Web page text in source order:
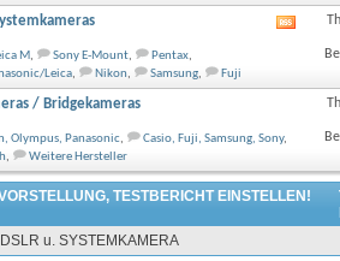
M, Sony E-Mount, Pentax,
Leica, Nikon, Samsung, Fuji
dieses
/ Bridgekameras
Olympus, Panasonic, Casio, Fuji, Samsung, Sony,
, Weitere Hersteller
TESTBERICHT EINSTELLEN!
u. SYSTEMKAMERA